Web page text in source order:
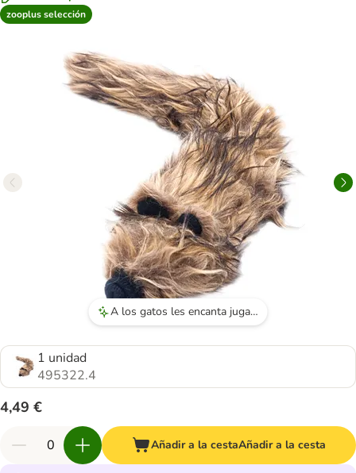
zooplus selección
A los gatos les encanta jugar con el juguete y lo llevan por toda la casa.
1 unidad
495322.4
4,49 €
Añadir a la cestaAñadir a la cesta